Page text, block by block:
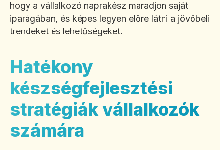
hogy a vállalkozó naprakész maradjon saját
iparágában, és képes legyen előre látni a jövőbeli
trendeket és lehetőségeket.
Hatékony
készségfejlesztési
stratégiák vállalkozók
számára